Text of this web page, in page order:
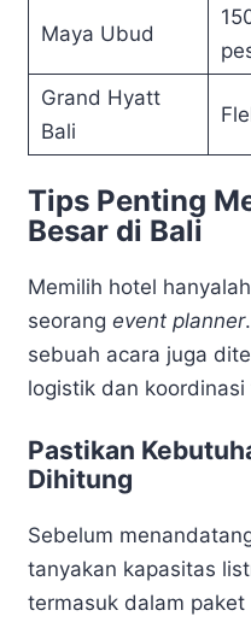
Maya Ubud
Grand Hyatt
Bali
Tips Penting
Besar di Bali
Memilih hotel
seorang event planner
sebuah acara juga
logistik dan
Pastikan
Dihitung
Sebelum
tanyakan kapasitas
termasuk dalam paket